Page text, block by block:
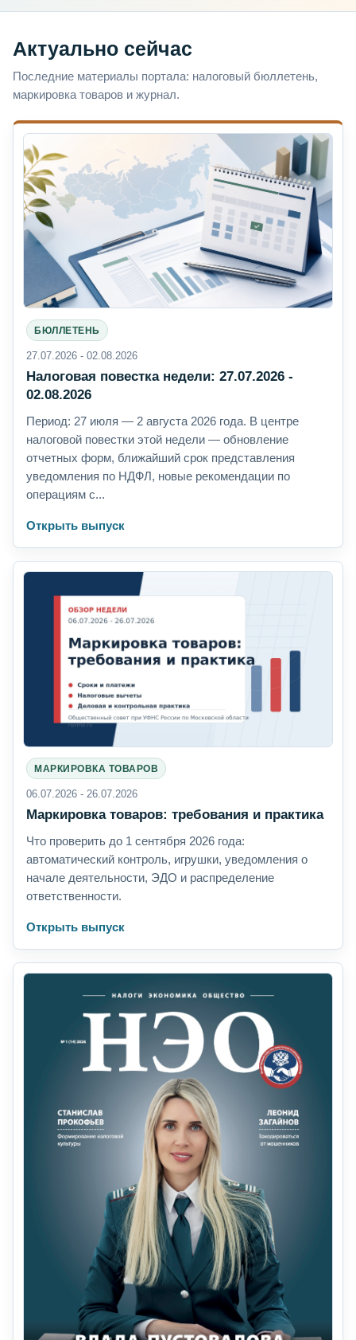
Актуально сейчас
Последние материалы портала: налоговый бюллетень,
маркировка товаров и журнал.
БЮЛЛЕТЕНЬ
27.07.2026 - 02.08.2026
Налоговая повестка недели: 27.07.2026 -
02.08.2026
Период: 27 июля — 2 августа 2026 года. В центре
налоговой повестки этой недели — обновление
отчетных форм, ближайший срок представления
уведомления по НДФЛ, новые рекомендации по
операциям с...
Открыть выпуск
МАРКИРОВКА ТОВАРОВ
06.07.2026 - 26.07.2026
Маркировка товаров: требования и практика
Что проверить до 1 сентября 2026 года:
автоматический контроль, игрушки, уведомления о
начале деятельности, ЭДО и распределение
ответственности.
Открыть выпуск